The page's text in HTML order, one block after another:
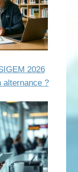
2026
alternance ?